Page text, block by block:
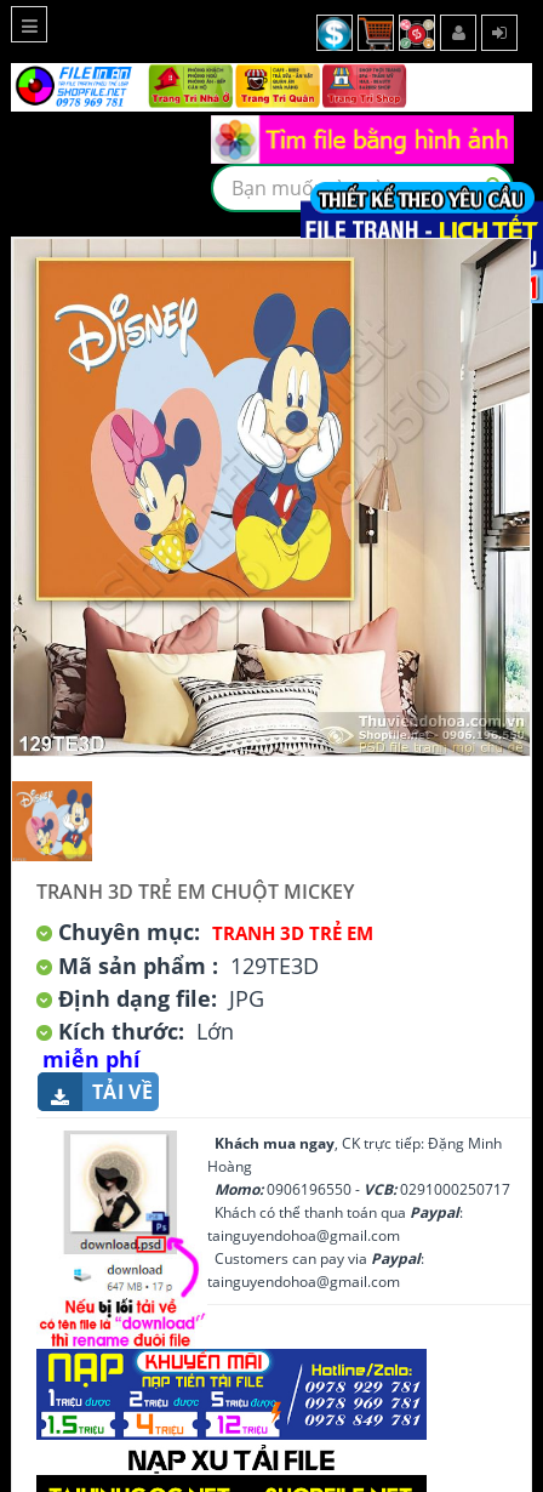
TRANH 3D TRẺ EM CHUỘT MICKEY
Chuyên mục: TRANH 3D TRẺ EM
Mã sản phẩm : 129TE3D
Định dạng file: JPG
Kích thước: Lớn
miễn phí
TẢI VỀ
Khách mua ngay, CK trực tiếp: Đặng Minh
Hoàng
Momo:0906196550 - VCB:0291000250717
Khách có thể thanh toán qua Paypal:
tainguyendohoa@gmail.com
Customers can pay via Paypal:
tainguyendohoa@gmail.com